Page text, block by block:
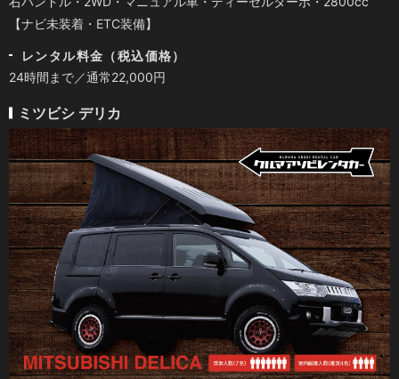
【ナビ未装着・ETC装備】
レンタル料金（税込価格）
24時間まで／通常22,000円
ミツビシ デリカ